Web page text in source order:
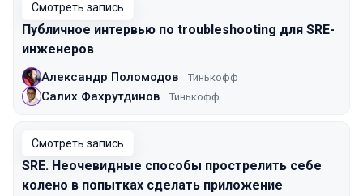
Смотреть запись
Публичное интервью по troubleshooting для SRE-
инженеров
Александр Поломодов Тинькофф
Салих Фахрутдинов Тинькофф
Смотреть запись
SRE. Неочевидные способы прострелить себе
колено в попытках сделать приложение